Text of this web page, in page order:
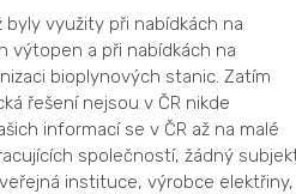
byly využity při nabídkách na
výtopen a při nabídkách na
bioplynových stanic. Zatím
řešení nejsou v ČR nikde
informací se v ČR až na malé
společností, žádný
instituce, výrobce elektřiny,